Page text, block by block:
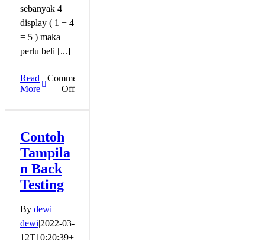
sebanyak 4
display ( 1 + 4
= 5 ) maka
perlu beli [...]
Read
More
Comments
Offon
Contoh
Tampila
n Back
Testing
By dewi
dewi|2022-03-
12T10:20:39+